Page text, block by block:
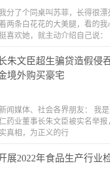
分了个同桌叫苏菲，长得很
两条白花花的大美腿，看的我
喜欢她，就主动介绍自己说：
朱文臣超生骗贷造假侵
境外购买豪宅
闻媒体、社会各界朋友： 我
药业董事长朱文臣被实名举
真相，为正义的行
展2022年食品生产行业